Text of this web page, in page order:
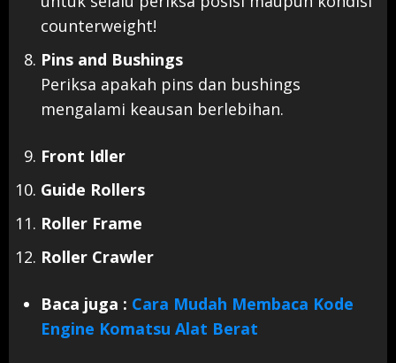
counterweight!
Pins and Bushings
Periksa apakah pins dan bushings
mengalami keausan berlebihan.
Front Idler
Guide Rollers
Roller Frame
Roller Crawler
Baca juga : Cara Mudah Membaca Kode
Engine Komatsu Alat Berat